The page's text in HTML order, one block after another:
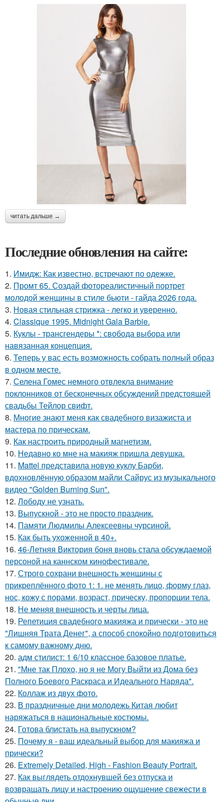
читать дальше →
Последние обновления на сайте:
1. Имидж: Как известно, встречают по одежке.
2. Промт 65. Создай фотореалистичный портрет
молодой женщины в стиле бьюти - гайда 2026 года.
3. Новая стильная стрижка - легко и уверенно.
4. Classique 1995. Midnight Gala Barbie.
5. Куклы - трансгендеры *: свобода выбора или
навязанная концепция.
6. Теперь у вас есть возможность собрать полный образ
в одном месте.
7. Селена Гомес немного отвлекла внимание
поклонников от бесконечных обсуждений предстоящей
свадьбы Тейлор свифт.
8. Многие знают меня как свадебного визажиста и
мастера по прическам.
9. Как настроить природный магнетизм.
10. Недавно ко мне на макияж пришла девушка.
11. Mattel представила новую куклу Барби,
вдохновлённую образом майли Сайрус из музыкального
видео "Golden Burning Sun".
12. Лободу не узнать.
13. Выпускной - это не просто праздник.
14. Памяти Людмилы Алексеевны чурсиной.
15. Как быть ухоженной в 40+.
16. 46-Летняя Виктория боня вновь стала обсуждаемой
персоной на каннском кинофестивале.
17. Строго сохрани внешность женщины с
прикреплённого фото 1: 1. не менять лицо, форму глаз,
нос, кожу с порами, возраст, прическу, пропорции тела.
18. Не меняя внешность и черты лица.
19. Репетиция свадебного макияжа и прически - это не
"Лишняя Трата Денег", а способ спокойно подготовиться
к самому важному дню.
20. адм стилист: 1 6/10 классное базовое платье.
21. "Мне так Плохо, но я не Могу Выйти из Дома без
Полного Боевого Раскраса и Идеального Наряда".
22. Коллаж из двух фото.
23. В праздничные дни молодежь Китая любит
наряжаться в национальные костюмы.
24. Готова блистать на выпускном?
25. Почему я - ваш идеальный выбор для макияжа и
прически?
26. Extremely Detailed, High - Fashion Beauty Portrait.
27. Как выглядеть отдохнувшей без отпуска и
возвращать лицу и настроению ощущение свежести в